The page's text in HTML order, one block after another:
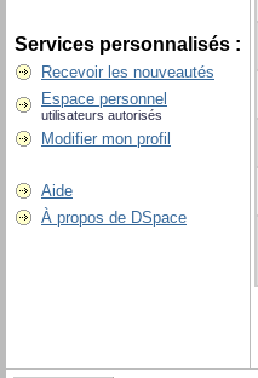
Services personnalisés :
Recevoir les nouveautés
Espace personnel
utilisateurs autorisés
Modifier mon profil
Aide
À propos de DSpace